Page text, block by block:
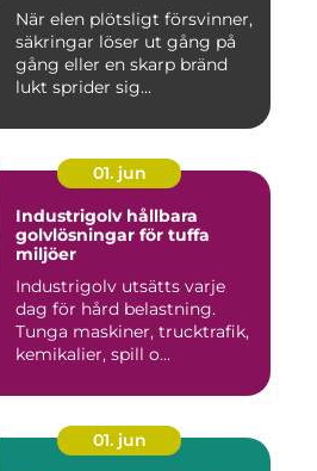
När elen plötsligt försvinner,
säkringar löser ut gång på
gång eller en skarp bränd
lukt sprider sig...
01. jun
Industrigolv hållbara
golvlösningar för tuffa
miljöer
Industrigolv utsätts varje
dag för hård belastning.
Tunga maskiner, trucktrafik,
kemikalier, spill o...
01. jun